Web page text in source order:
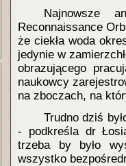
Najnowsze
Reconnaissance
że ciekła woda
jedynie w
obrazującego
naukowcy
na zboczach, na
Trudno dziś
- podkreśla dr
trzeba by było
wszystko